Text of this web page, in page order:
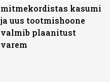
mitmekordistas kasumi
ja uus tootmishoone
valmib plaanitust
varem